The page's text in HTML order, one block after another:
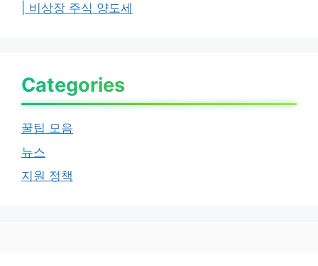
| 비상장 주식 양도세
Categories
꿀팁 모음
뉴스
지원 정책